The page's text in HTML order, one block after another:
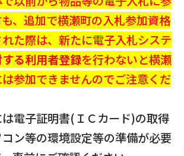
、追加で横瀬町の入札参加資格
た際は、新たに電子入札システ
る利用者登録を行わないと横瀬
参加できませんのでご注意くだ
電子証明書(ＩＣカード)の取得
ン等の環境設定等の準備が必要